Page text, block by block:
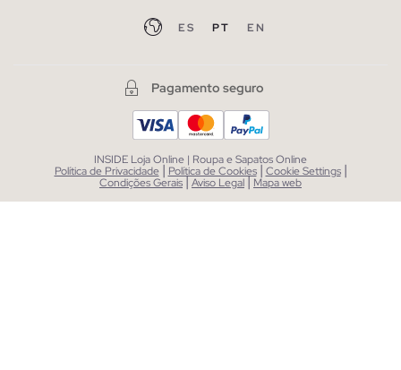
ES PT EN
Pagamento seguro
INSIDE Loja Online | Roupa e Sapatos Online
Política de Privacidade | Política de Cookies | Cookie Settings |
Condições Gerais|Aviso Legal| Mapa web